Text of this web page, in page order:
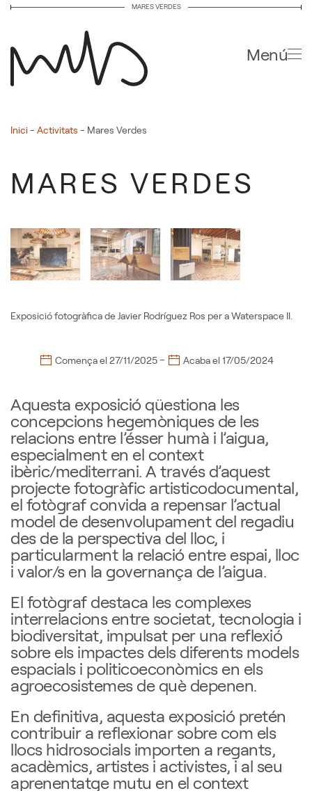
Skip to main content
MARES VERDES
Menú
Inici- Activitats - Mares Verdes
MARES VERDES
Exposició fotogràfica de Javier Rodríguez Ros per a Waterspace II.
Comença el 27/11/2025– Acaba el 17/05/2024
Aquesta exposició qüestiona les
concepcions hegemòniques de les
relacions entre l’ésser humà i l’aigua,
especialment en el context
ibèric/mediterrani. A través d’aquest
projecte fotogràfic artisticodocumental,
el fotògraf convida a repensar l’actual
model de desenvolupament del regadiu
des de la perspectiva del lloc, i
particularment la relació entre espai, lloc
i valor/s en la governança de l’aigua.
El fotògraf destaca les complexes
interrelacions entre societat, tecnologia i
biodiversitat, impulsat per una reflexió
sobre els impactes dels diferents models
espacials i politicoeconòmics en els
agroecosistemes de què depenen.
En definitiva, aquesta exposició pretén
contribuir a reflexionar sobre com els
llocs hidrosocials importen a regants,
acadèmics, artistes i activistes, i al seu
aprenentatge mutu en el context